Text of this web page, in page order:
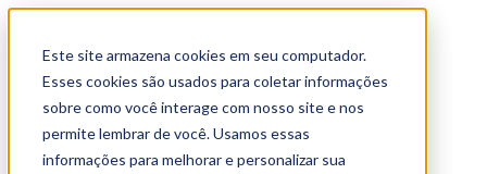
Este site armazena cookies em seu computador.
Esses cookies são usados para coletar informações
sobre como você interage com nosso site e nos
permite lembrar de você. Usamos essas
informações para melhorar e personalizar sua
Conheça
Serviços
Tech Stack